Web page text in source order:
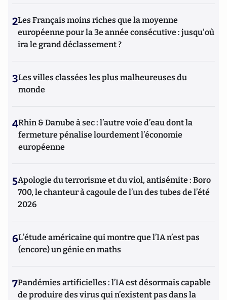
2Les Français moins riches que la moyenne
européenne pour la 3e année consécutive : jusqu'où
ira le grand déclassement ?
3Les villes classées les plus malheureuses du
monde
4Rhin & Danube à sec : l’autre voie d’eau dont la
fermeture pénalise lourdement l’économie
européenne
5Apologie du terrorisme et du viol, antisémite : Boro
700, le chanteur à cagoule de l’un des tubes de l’été
2026
6L’étude américaine qui montre que l’IA n’est pas
(encore) un génie en maths
7Pandémies artificielles : l’IA est désormais capable
de produire des virus qui n’existent pas dans la